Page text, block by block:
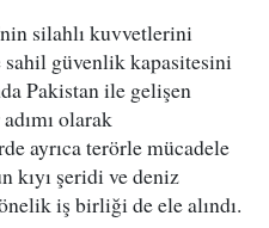
silahlı kuvvetlerini
sahil güvenlik kapasitesini
Pakistan ile gelişen
olarak
ayrıca terörle mücadele
kıyı şeridi ve deniz
iş birliği de ele alındı.